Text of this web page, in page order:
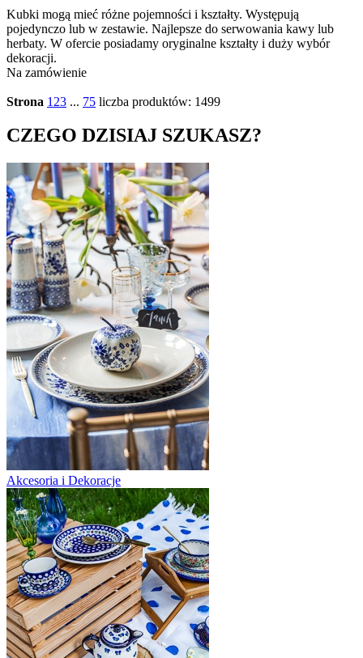
Kubki mogą mieć różne pojemności i kształty. Występują
pojedynczo lub w zestawie. Najlepsze do serwowania kawy lub
herbaty. W ofercie posiadamy oryginalne kształty i duży wybór
dekoracji.
Na zamówienie
Strona 1 23 ... 75 liczba produktów: 1499
CZEGO DZISIAJ SZUKASZ?
Akcesoria i Dekoracje